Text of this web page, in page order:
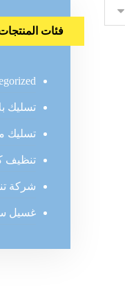
فئات
تسليك
تسليك
تنظيف
شركة
غسيل